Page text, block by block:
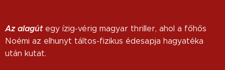
Az alagútegy ízig-vérig magyar thriller, ahol a főhős
Noémi az elhunyt táltos-fizikus édesapja hagyatéka
után kutat.